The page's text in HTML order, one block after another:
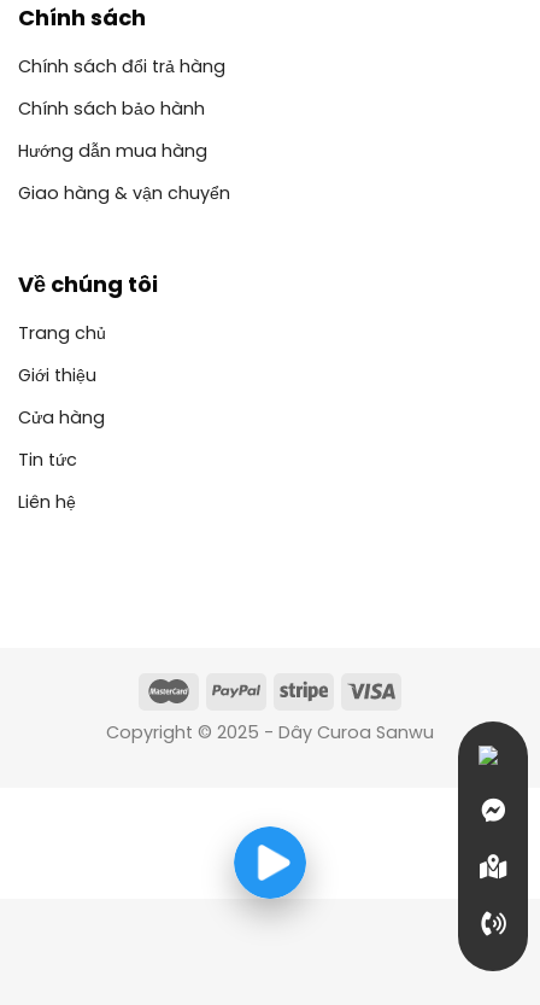
Chính sách
Chính sách đổi trả hàng
Chính sách bảo hành
Hướng dẫn mua hàng
Giao hàng & vận chuyển
Về chúng tôi
Trang chủ
Giới thiệu
Cửa hàng
Tin tức
Liên hệ
Copyright © 2025 - Dây Curoa Sanwu